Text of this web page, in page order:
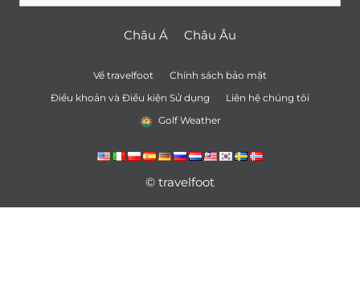
cho:
Châu Á
Châu Âu
Về travelfoot
Chính sách bảo mật
Điều khoản và Điều kiện Sử dụng
Liên hệ chúng tôi
Golf Weather
© travelfoot